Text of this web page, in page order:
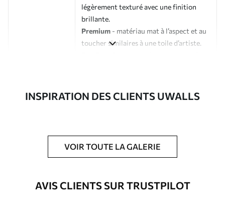
légèrement texturé avec une finition
brillante.
Premium - matériau mat à l’aspect et au
toucher similaires à une toile d’artiste.
Possibilité d'ajouter un vernis
protecteur pour renforcer la durabilité
du tableau.
Matériaux disponibles
INSPIRATION DES CLIENTS UWALLS
VOIR TOUTE LA GALERIE
AVIS CLIENTS SUR TRUSTPILOT